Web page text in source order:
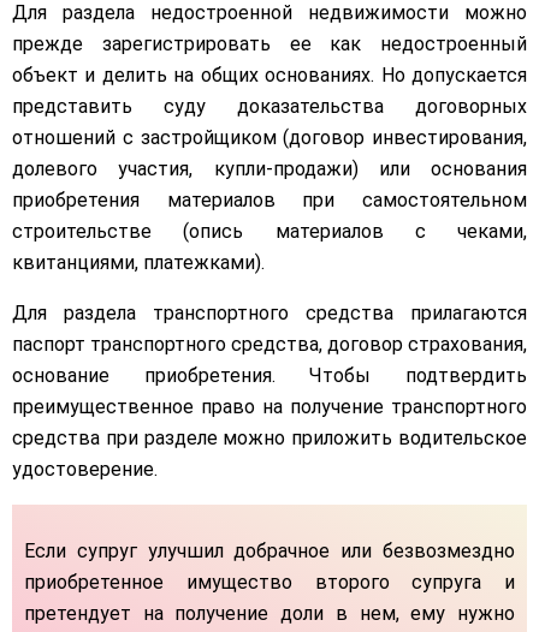
Для раздела недостроенной недвижимости можно
прежде зарегистрировать ее как недостроенный
объект и делить на общих основаниях. Но допускается
представить суду доказательства договорных
отношений с застройщиком (договор инвестирования,
долевого участия, купли-продажи) или основания
приобретения материалов при самостоятельном
строительстве (опись материалов с чеками,
квитанциями, платежками).
Для раздела транспортного средства прилагаются
паспорт транспортного средства, договор страхования,
основание приобретения. Чтобы подтвердить
преимущественное право на получение транспортного
средства при разделе можно приложить водительское
удостоверение.
Если супруг улучшил добрачное или безвозмездно
приобретенное имущество второго супруга и
претендует на получение доли в нем, ему нужно